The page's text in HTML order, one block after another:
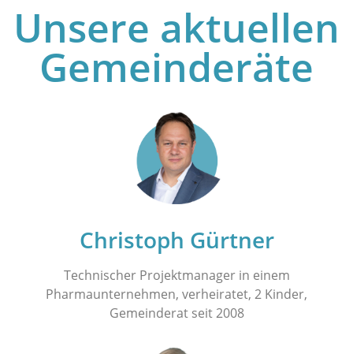
Unsere aktuellen
Gemeinderäte
Christoph Gürtner
Technischer Projektmanager in einem
Pharmaunternehmen, verheiratet, 2 Kinder,
Gemeinderat seit 2008